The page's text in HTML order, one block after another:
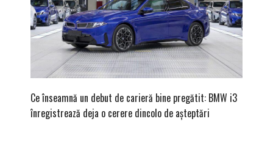
Ce înseamnă un debut de carieră bine pregătit: BMW i3
înregistrează deja o cerere dincolo de așteptări